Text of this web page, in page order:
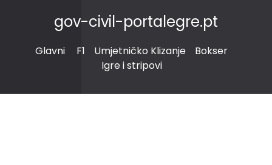
gov-civil-portalegre.pt
Glavni F1 Umjetničko Klizanje
Bokser
Igre i stripovi